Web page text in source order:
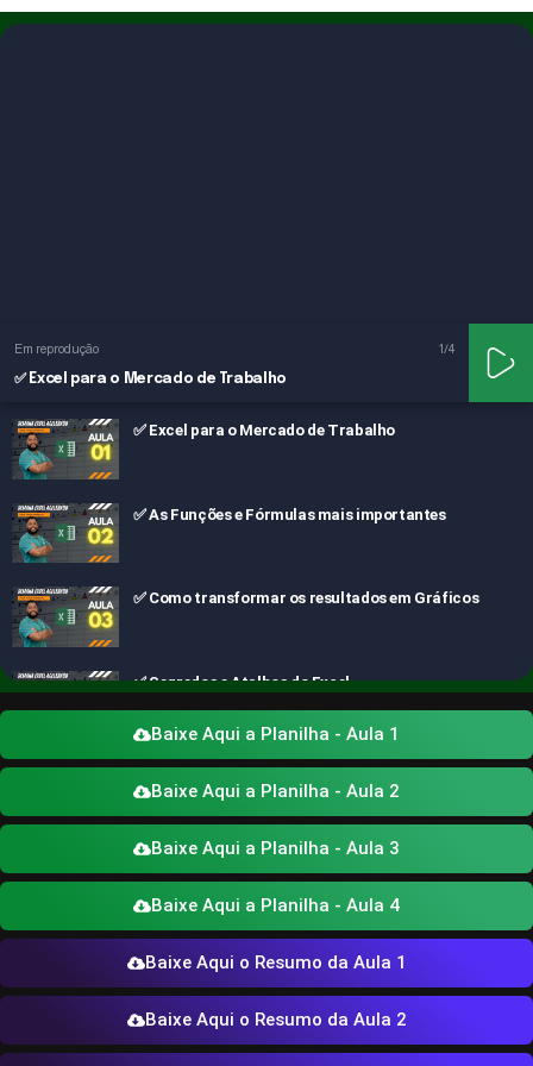
Em reprodução 1/4
✅ Excel para o Mercado de Trabalho
✅ Excel para o Mercado de Trabalho
✅ As Funções e Fórmulas mais importantes
✅ Como transformar os resultados em Gráficos
✅ Segredos e Atalhos do Excel
Baixe Aqui a Planilha - Aula 1
Baixe Aqui a Planilha - Aula 2
Baixe Aqui a Planilha - Aula 3
Baixe Aqui a Planilha - Aula 4
Baixe Aqui o Resumo da Aula 1
Baixe Aqui o Resumo da Aula 2